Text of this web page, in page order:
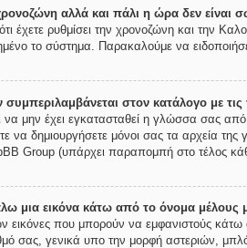
αλλά και πάλι η ώρα δεν είναι
ότι έχετε ρυθμίσει την χρονοζώνη και την
το σύστημα. Παρακαλούμε να
στον κατάλογο με
να μην έχει εγκατασταθεί η γλώσσα σας
να δημιουργήσετε μόνοι σας τα αρχεία
Group (υπάρχει παραπομπή στο τέλος
μια εικόνα κάτω από το όνομα μέλους
εικόνες που μπορούν να εμφανιστούς κάτω
σας, γενικά υπο την μορφή αστεριών,